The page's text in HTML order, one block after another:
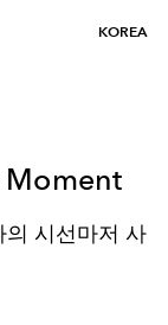
KOREA
의 시선마저 사